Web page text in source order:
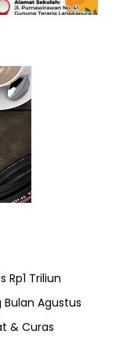
Rp1 Triliun
Agustus
& Curas